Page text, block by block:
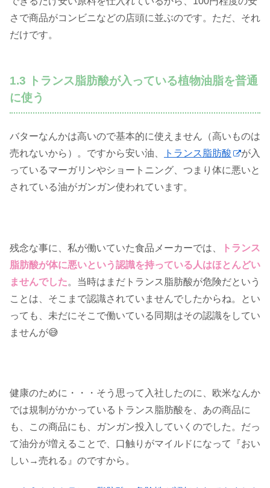
さで商品がコンビニなどの店頭に並ぶのです。ただ、それ
だけです。
1.3 トランス脂肪酸が入っている植物油脂を普通
に使う
バターなんかは高いので基本的に使えません（高いものは
売れないから）。ですから安い油、
トランス脂肪酸
が入
っているマーガリンやショートニング、つまり体に悪いと
されている油がガンガン使われています。
残念な事に、私が働いていた食品メーカーでは、
トランス
脂肪酸が体に悪いという認識を持っている人はほとんどい
ませんでした。当時はまだトランス脂肪酸が危険だという
ことは、そこまで認識されていませんでしたからね。とい
っても、未だにそこで働いている同期はその認識をしてい
ませんが😅
健康のために・・・そう思って入社したのに、欧米なんか
では規制がかかっているトランス脂肪酸を、あの商品に
も、この商品にも、ガンガン投入していくのでした。だっ
て油分が増えることで、口触りがマイルドになって『おい
しい→売れる』のですから。